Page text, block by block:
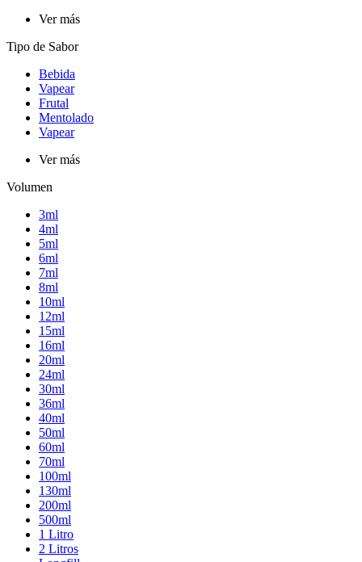
Ver más
Tipo de Sabor
Bebida
Vapear
Frutal
Mentolado
Vapear
Ver más
Volumen
3ml
4ml
5ml
6ml
7ml
8ml
10ml
12ml
15ml
16ml
20ml
24ml
30ml
36ml
40ml
50ml
60ml
70ml
100ml
130ml
200ml
500ml
1 Litro
2 Litros